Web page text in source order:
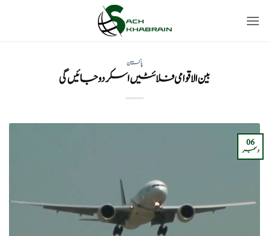
پاکستان
بین الاقوامی فلائٹیں اسکردو جائیں گی
06
دسمبر